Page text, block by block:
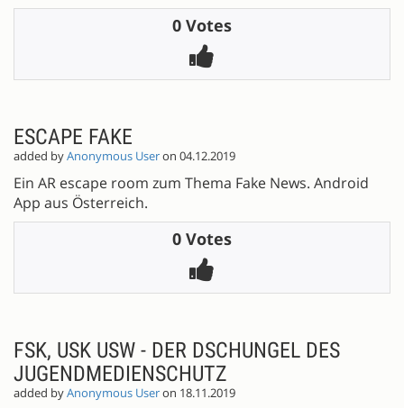
0 Votes
ESCAPE FAKE
added byAnonymous Useron 04.12.2019
Ein AR escape room zum Thema Fake News. Android
App aus Österreich.
0 Votes
FSK, USK USW - DER DSCHUNGEL DES
JUGENDMEDIENSCHUTZ
added byAnonymous Useron 18.11.2019